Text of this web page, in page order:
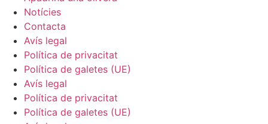
Notícies
Contacta
Avís legal
Política de privacitat
Política de galetes (UE)
Avís legal
Política de privacitat
Política de galetes (UE)